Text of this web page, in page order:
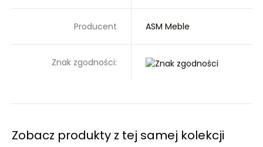
Producent ASM Meble
Znak zgodności:
Zobacz produkty z tej samej kolekcji